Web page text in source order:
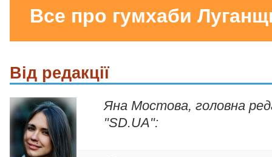
Все про гумхаби
Від редакції
Яна Мостова, головна
"SD.UA":